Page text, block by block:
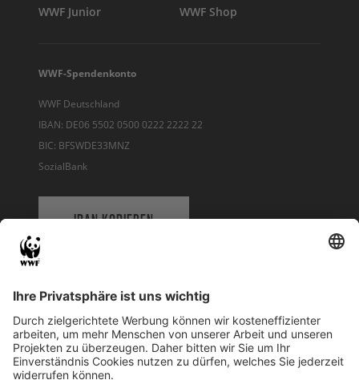
WWF Junior WWF Shop
WWF-Spendenkonto
WWF Deutschland
IBAN: DE06 5502 0500 0222 2222 22
BIC: BFSWDE33MNZ
SozialBank
IBAN KOPIEREN
WWF Deutschland
Reinhardtstr. 18